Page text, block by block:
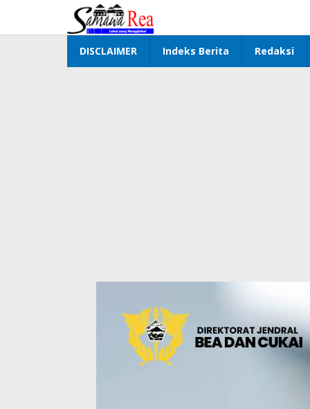
konten
DISCLAIMER Indeks Berita Redaksi